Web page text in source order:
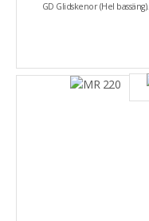
GD Glidskenor (Hel bassäng).